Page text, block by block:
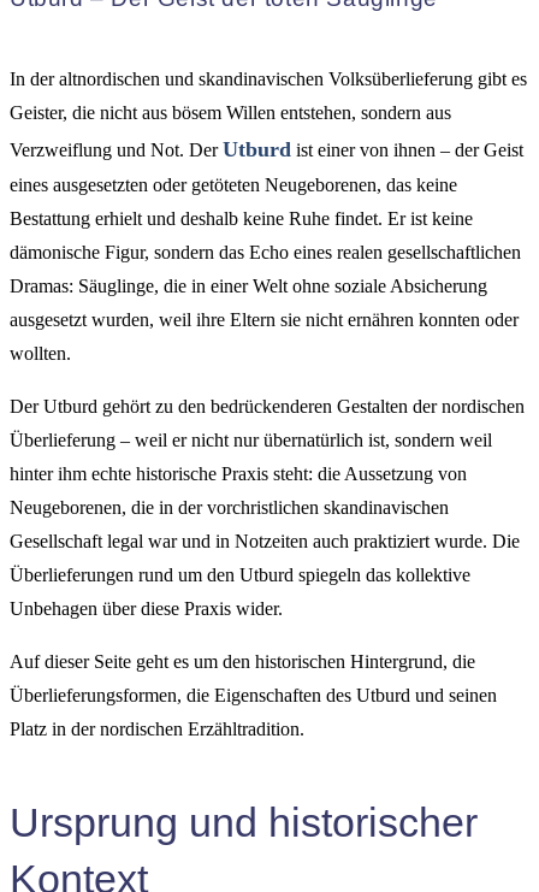
In der altnordischen und skandinavischen Volksüberlieferung gibt es
Geister, die nicht aus bösem Willen entstehen, sondern aus
Verzweiflung und Not. DerUtburd ist einer von ihnen – der Geist
eines ausgesetzten oder getöteten Neugeborenen, das keine
Bestattung erhielt und deshalb keine Ruhe findet. Er ist keine
dämonische Figur, sondern das Echo eines realen gesellschaftlichen
Dramas: Säuglinge, die in einer Welt ohne soziale Absicherung
ausgesetzt wurden, weil ihre Eltern sie nicht ernähren konnten oder
wollten.
Der Utburd gehört zu den bedrückenderen Gestalten der nordischen
Überlieferung – weil er nicht nur übernatürlich ist, sondern weil
hinter ihm echte historische Praxis steht: die Aussetzung von
Neugeborenen, die in der vorchristlichen skandinavischen
Gesellschaft legal war und in Notzeiten auch praktiziert wurde. Die
Überlieferungen rund um den Utburd spiegeln das kollektive
Unbehagen über diese Praxis wider.
Auf dieser Seite geht es um den historischen Hintergrund, die
Überlieferungsformen, die Eigenschaften des Utburd und seinen
Platz in der nordischen Erzähltradition.
Ursprung und historischer
Kontext